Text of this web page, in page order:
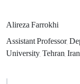
Alireza Farrokhi
Assistant Professor,
University, Tehran, Iran